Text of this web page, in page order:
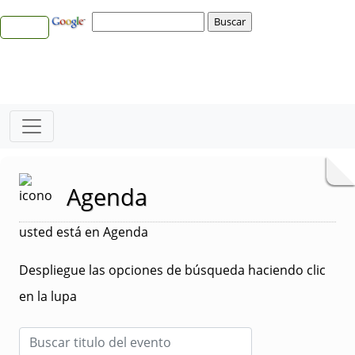
Agenda
usted está en Agenda
Despliegue las opciones de búsqueda haciendo clic
en la lupa